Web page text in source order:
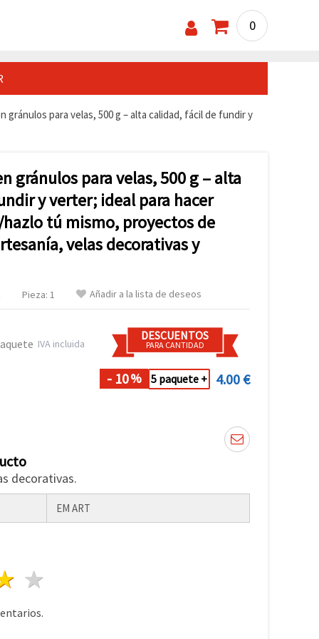
0
gránulos para velas, 500 g – alta calidad, fácil de fundir y
gránulos para velas, 500 g – alta
y verter; ideal para hacer
hazlo tú mismo, proyectos de
velas decorativas y
Pieza: 1 Añadir a la lista de deseos
IVA incluida
DESCUENTOS
PARA CANTIDAD
- 10% 5 paquete + 4.00 €
decorativas.
EM ART
4 estrellas
estrellas